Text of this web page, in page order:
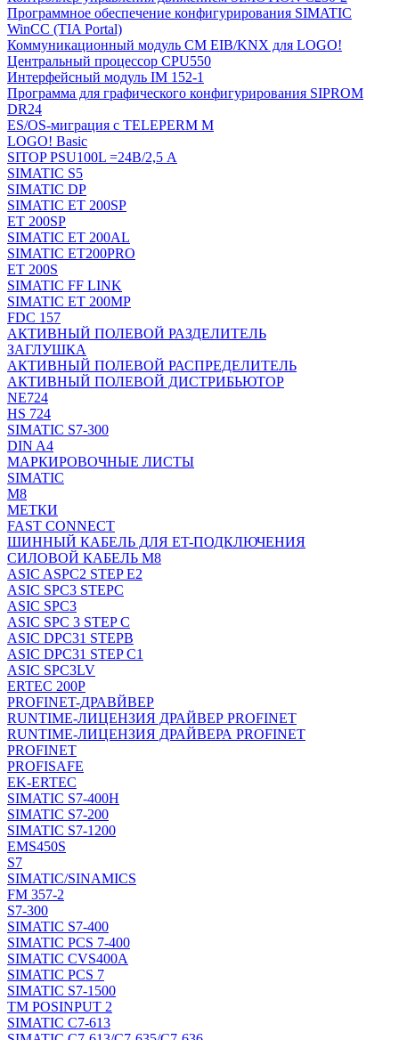
Программное обеспечение конфигурирования SIMATIC
WinCC (TIA Portal)
Коммуникационный модуль CM EIB/KNX для LOGO!
Центральный процессор CPU550
Интерфейсный модуль IM 152-1
Программа для графического конфигурирования SIPROM
DR24
ES/OS-миграция с TELEPERM M
LOGO! Basic
SITOP PSU100L =24В/2,5 A
SIMATIC S5
SIMATIC DP
SIMATIC ET 200SP
ET 200SP
SIMATIC ET 200AL
SIMATIC ET200PRO
ET 200S
SIMATIC FF LINK
SIMATIC ET 200MP
FDC 157
АКТИВНЫЙ ПОЛЕВОЙ РАЗДЕЛИТЕЛЬ
ЗАГЛУШКА
АКТИВНЫЙ ПОЛЕВОЙ РАСПРЕДЕЛИТЕЛЬ
АКТИВНЫЙ ПОЛЕВОЙ ДИСТРИБЬЮТОР
NE724
HS 724
SIMATIC S7-300
DIN A4
МАРКИРОВОЧНЫЕ ЛИСТЫ
SIMATIC
M8
МЕТКИ
FAST CONNECT
ШИННЫЙ КАБЕЛЬ ДЛЯ ET-ПОДКЛЮЧЕНИЯ
СИЛОВОЙ КАБЕЛЬ M8
ASIC ASPC2 STEP E2
ASIC SPC3 STEPC
ASIC SPC3
ASIC SPC 3 STEP C
ASIC DPC31 STEPB
ASIC DPC31 STEP C1
ASIC SPC3LV
ERTEC 200P
PROFINET-ДРАВЙВЕР
RUNTIME-ЛИЦЕНЗИЯ ДРАЙВЕР PROFINET
RUNTIME-ЛИЦЕНЗИЯ ДРАЙВЕРА PROFINET
PROFINET
PROFISAFE
EK-ERTEC
SIMATIC S7-400H
SIMATIC S7-200
SIMATIC S7-1200
EMS450S
S7
SIMATIC/SINAMICS
FM 357-2
S7-300
SIMATIC S7-400
SIMATIC PCS 7-400
SIMATIC CVS400A
SIMATIC PCS 7
SIMATIC S7-1500
TM POSINPUT 2
SIMATIC C7-613